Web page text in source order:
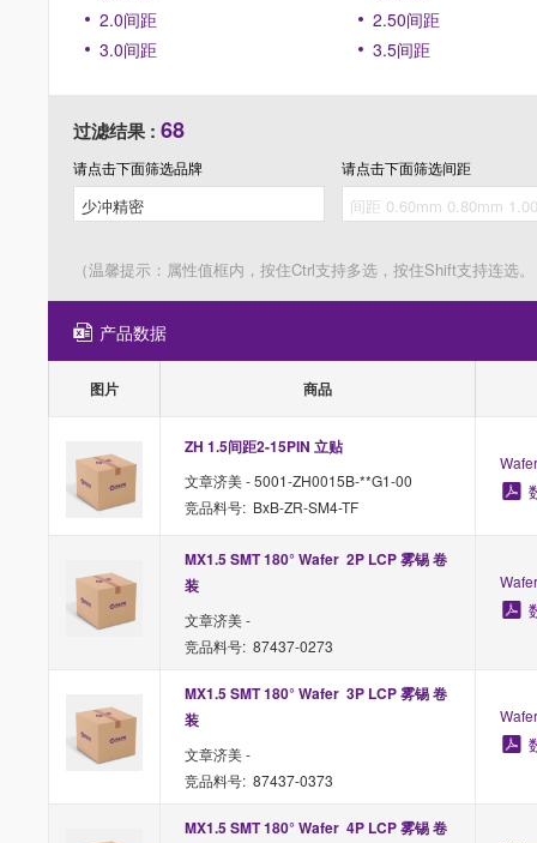
2.0间距
2.50间距
3.0间距
3.5间距
过滤结果 : 68
请点击下面筛选品牌 请点击下面筛选间距
（温馨提示：属性值框内，按住Ctrl支持多选，按住Shift支持连选
产品数据
图片 商品
ZH 1.5间距2-15PIN 立贴
文章济美 - 5001-ZH0015B-**G1-00
竞品料号: BxB-ZR-SM4-TF
MX1.5 SMT 180° Wafer  2P LCP 雾锡 卷
装
文章济美 -
竞品料号: 87437-0273
MX1.5 SMT 180° Wafer  3P LCP 雾锡 卷
装
文章济美 -
竞品料号: 87437-0373
MX1.5 SMT 180° Wafer  4P LCP 雾锡 卷